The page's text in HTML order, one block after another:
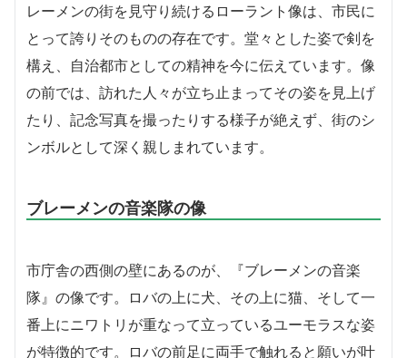
レーメンの街を見守り続けるローラント像は、市民に
とって誇りそのものの存在です。堂々とした姿で剣を
構え、自治都市としての精神を今に伝えています。像
の前では、訪れた人々が立ち止まってその姿を見上げ
たり、記念写真を撮ったりする様子が絶えず、街のシ
ンボルとして深く親しまれています。
ブレーメンの音楽隊の像
市庁舎の西側の壁にあるのが、『ブレーメンの音楽
隊』の像です。ロバの上に犬、その上に猫、そして一
番上にニワトリが重なって立っているユーモラスな姿
が特徴的です。ロバの前足に両手で触れると願いが叶